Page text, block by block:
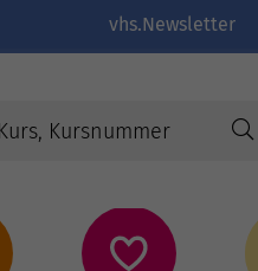
vhs.Newsletter